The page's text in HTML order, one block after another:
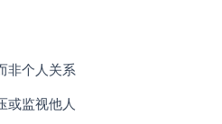
非个人关系
或监视他人